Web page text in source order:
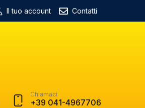
Il tuo account Contatti
Chiamaci
+39 041-4967706